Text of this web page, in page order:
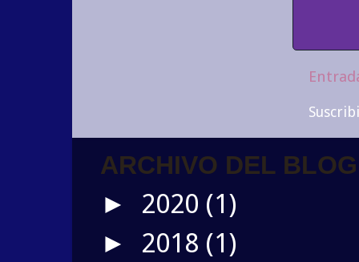
ARCHIVO DEL BLOG
► 2020 (1)
► 2018 (1)